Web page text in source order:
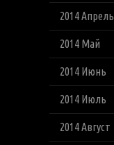
2014 Апрель
2014 Май
2014 Июнь
2014 Июль
2014 Август